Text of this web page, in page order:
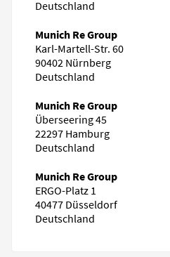
Deutschland
Munich Re Group
Karl-Martell-Str. 60
90402 Nürnberg
Deutschland
Munich Re Group
Überseering 45
22297 Hamburg
Deutschland
Munich Re Group
ERGO-Platz 1
40477 Düsseldorf
Deutschland